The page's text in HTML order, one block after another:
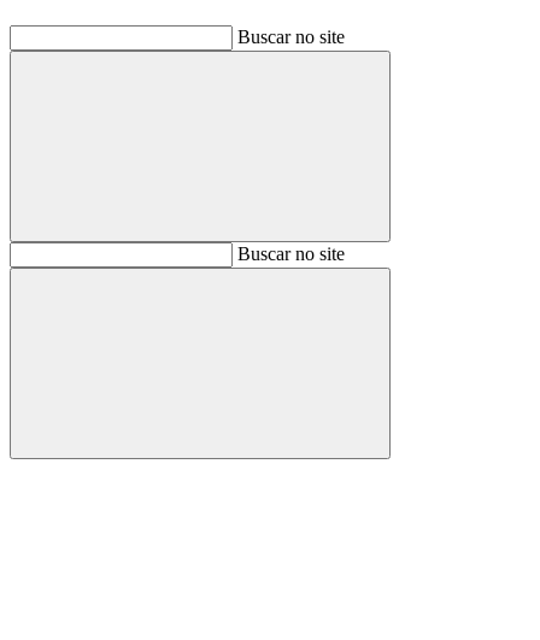
Buscar no site
BuscarBuscar no site
Buscar